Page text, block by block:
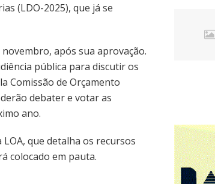
(LDO-2025), que já se
após sua aprovação.
pública para discutir os
Comissão de Orçamento
debater e votar as
ano.
que detalha os recursos
colocado em pauta.